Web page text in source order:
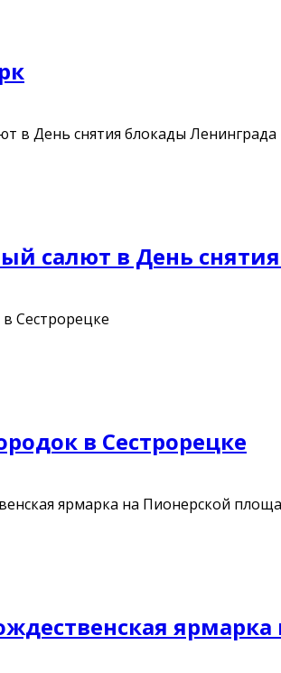
в День снятия блокады Ленинграда
салют в День
Сестрорецке
в Сестрорецке
ярмарка на Пионерской